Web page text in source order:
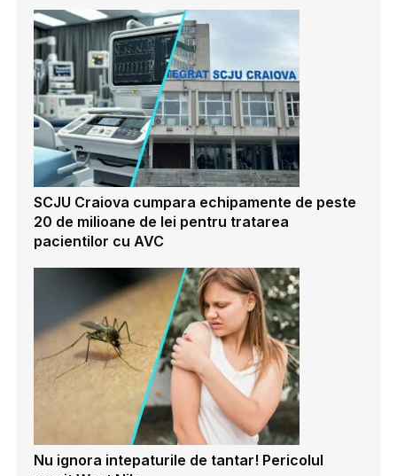
SCJU Craiova cumpara echipamente de peste
20 de milioane de lei pentru tratarea
pacientilor cu AVC
Nu ignora intepaturile de tantar! Pericolul